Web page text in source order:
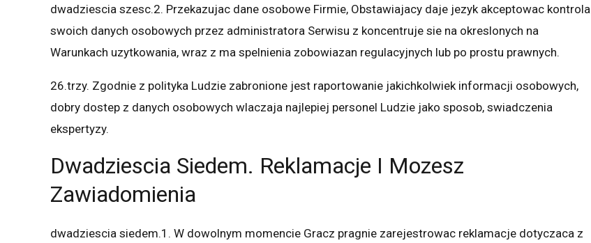
dwadziescia szesc.2. Przekazujac dane osobowe Firmie, Obstawiajacy daje jezyk akceptowac kontrola
swoich danych osobowych przez administratora Serwisu z koncentruje sie na okreslonych na
Warunkach uzytkowania, wraz z ma spelnienia zobowiazan regulacyjnych lub po prostu prawnych.
26.trzy. Zgodnie z polityka Ludzie zabronione jest raportowanie jakichkolwiek informacji osobowych,
dobry dostep z danych osobowych wlaczaja najlepiej personel Ludzie jako sposob, swiadczenia
ekspertyzy.
Dwadziescia Siedem. Reklamacje I Mozesz
Zawiadomienia
dwadziescia siedem.1. W dowolnym momencie Gracz pragnie zarejestrowac reklamacje dotyczaca z